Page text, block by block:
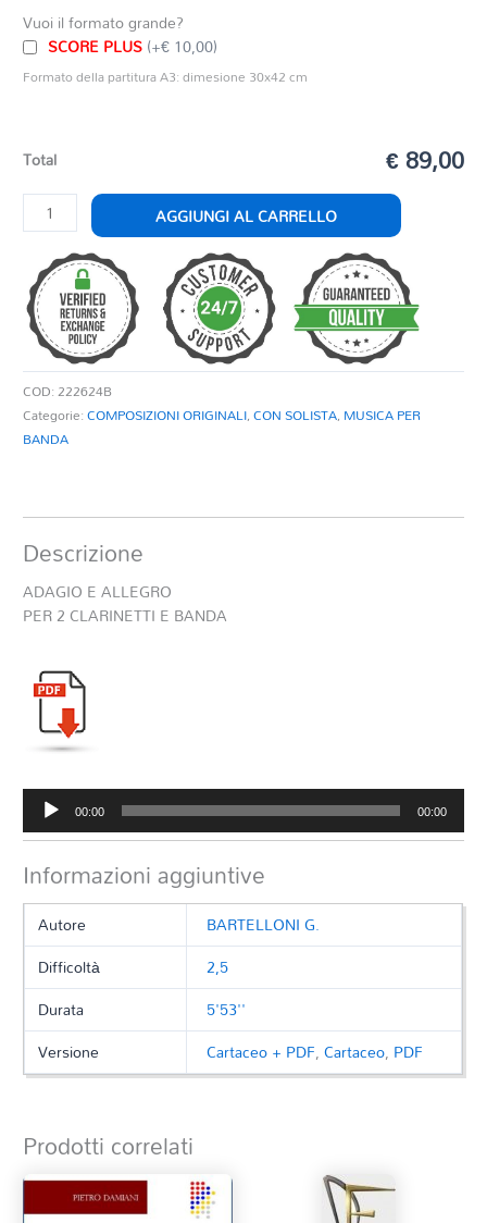
Vuoi il formato grande?
SCORE PLUS(+€ 10,00)
Formato della partitura A3: dimesione 30x42 cm
Total € 89,00
ADAGIO
E
ALLEGRO
PER
2
CLARINETTI
BANDA
quantità
AGGIUNGI AL CARRELLO
COD:222624B
Categorie:COMPOSIZIONI ORIGINALI,CON SOLISTA, MUSICA PER
BANDA
Descrizione
ADAGIO E ALLEGRO
PER 2 CLARINETTI E BANDA
Audio
Player
00:00 00:00
Informazioni aggiuntive
Autore
BARTELLONI G.
Difficoltà
2,5
Durata
5'53''
Versione
Cartaceo + PDF,Cartaceo, PDF
Prodotti correlati